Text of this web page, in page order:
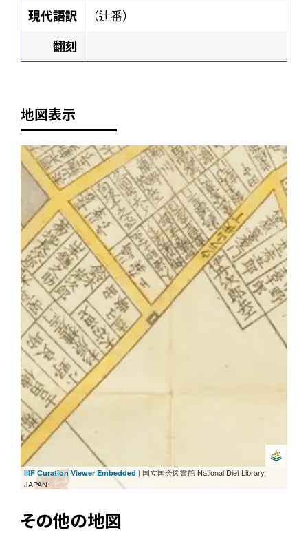
現代語訳
（辻番）
翻刻
地図表示
+
-
IIIF Curation Viewer Embedded | 国立国会図書館 National Diet Library,
JAPAN
その他の地図